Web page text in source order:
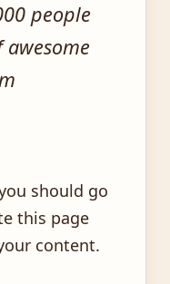
people
should go
this page
content.